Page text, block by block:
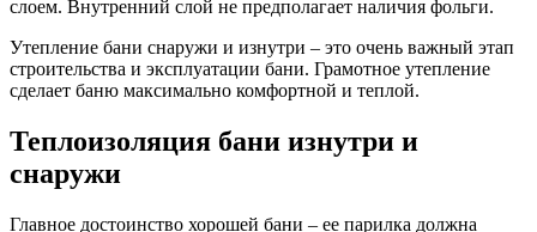
слоем. Внутренний слой не предполагает наличия фольги.
Утепление бани снаружи и изнутри – это очень важный этап
строительства и эксплуатации бани. Грамотное утепление
сделает баню максимально комфортной и теплой.
Теплоизоляция бани изнутри и
снаружи
Главное достоинство хорошей бани – ее парилка должна